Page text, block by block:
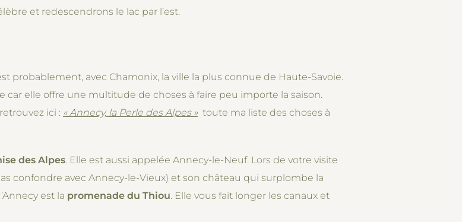
et redescendrons le lac par l’est.
probablement, avec Chamonix, la ville la plus connue de Haute-Savoie.
car elle offre une multitude de choses à faire peu importe la saison.
ici : « Annecy, la Perle des Alpes »toute ma liste des choses à
des Alpes. Elle est aussi appelée Annecy-le-Neuf. Lors de votre visite
confondre avec Annecy-le-Vieux) et son château qui surplombe la
est la promenade du Thiou. Elle vous fait longer les canaux et